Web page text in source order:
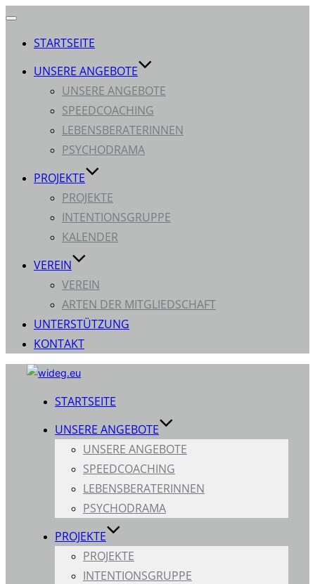
Navigation
STARTSEITE
UNSERE ANGEBOTE
UNSERE ANGEBOTE
SPEEDCOACHING
LEBENSBERATERINNEN
PSYCHODRAMA
PROJEKTE
PROJEKTE
INTENTIONSGRUPPE
KALENDER
VEREIN
VEREIN
ARTEN DER MITGLIEDSCHAFT
UNTERSTÜTZUNG
KONTAKT
springen
STARTSEITE
UNSERE ANGEBOTE
UNSERE ANGEBOTE
SPEEDCOACHING
LEBENSBERATERINNEN
PSYCHODRAMA
PROJEKTE
PROJEKTE
INTENTIONSGRUPPE